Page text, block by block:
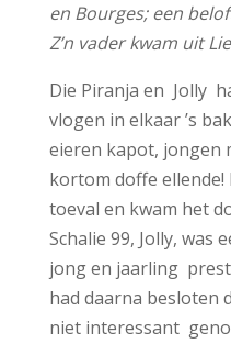
en Bourges; een
Z’n vader kwam uit
Die Piranja en Jolly
vlogen in elkaar ’s
eieren kapot, jongen
kortom doffe ellende!
toeval en kwam het
Schalie 99, Jolly, was
jong en jaarling
had daarna besloten
niet interessant